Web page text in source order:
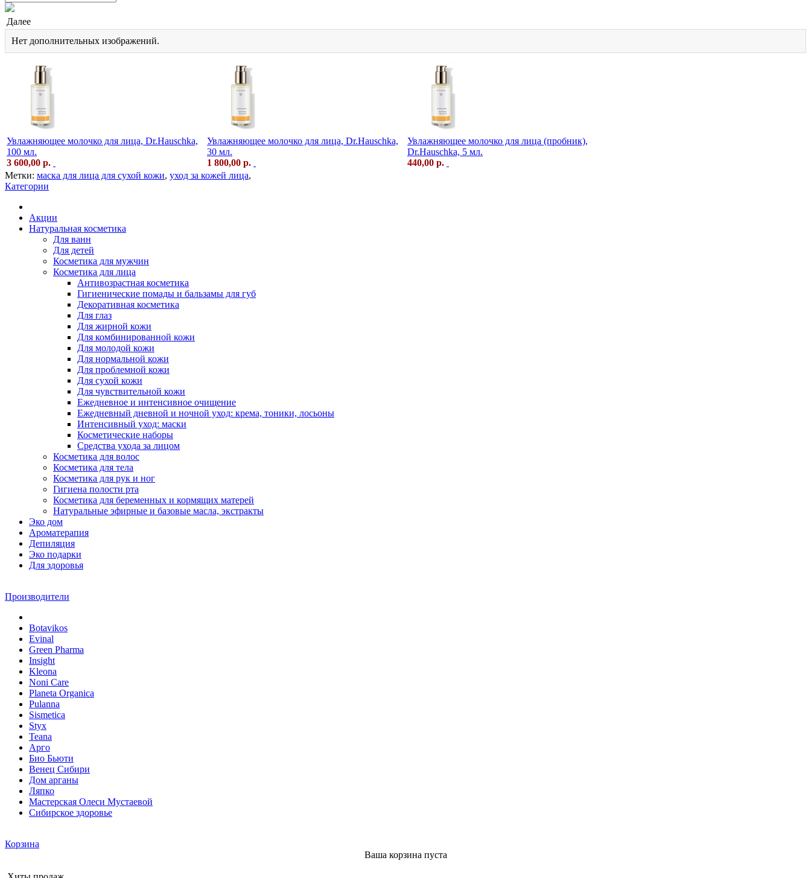
Далее
Нет дополнительных изображений.
Увлажняющее молочко для лица, Dr.Hauschka,
100 мл.
3 600,00 р.
Увлажняющее молочко для лица, Dr.Hauschka,
30 мл.
1 800,00 р.
Увлажняющее молочко для лица (пробник),
Dr.Hauschka, 5 мл.
440,00 р.
Метки: маска для лица для сухой кожи, уход за кожей лица,
Категории
Акции
Натуральная косметика
Для ванн
Для детей
Косметика для мужчин
Косметика для лица
Антивозрастная косметика
Гигиенические помады и бальзамы для губ
Декоративная косметика
Для глаз
Для жирной кожи
Для комбинированной кожи
Для молодой кожи
Для нормальной кожи
Для проблемной кожи
Для сухой кожи
Для чувствительной кожи
Ежедневное и интенсивное очищение
Ежедневный дневной и ночной уход: крема, тоники, лосьоны
Интенсивный уход: маски
Косметические наборы
Средства ухода за лицом
Косметика для волос
Косметика для тела
Косметика для рук и ног
Гигиена полости рта
Косметика для беременных и кормящих матерей
Натуральные эфирные и базовые масла, экстракты
Эко дом
Ароматерапия
Депиляция
Эко подарки
Для здоровья
Производители
Botavikos
Evinal
Green Pharma
Insight
Kleona
Noni Care
Planeta Organica
Pulanna
Sismetica
Styx
Teana
Арго
Био Бьюти
Венец Сибири
Дом арганы
Ляпко
Мастерская Олеси Мустаевой
Сибирское здоровье
Корзина
Ваша корзина пуста